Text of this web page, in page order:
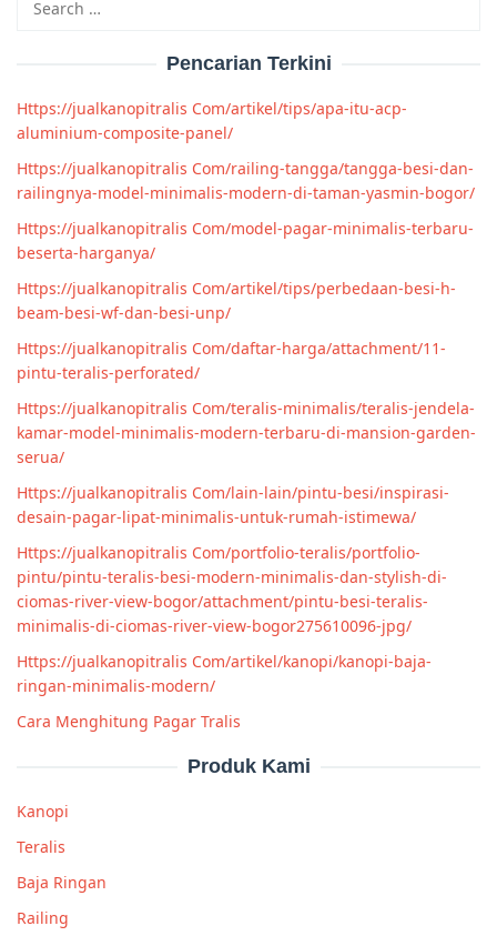
Pencarian Terkini
Https://jualkanopitralis Com/artikel/tips/apa-itu-acp-
aluminium-composite-panel/
Https://jualkanopitralis Com/railing-tangga/tangga-besi-dan-
railingnya-model-minimalis-modern-di-taman-yasmin-bogor/
Https://jualkanopitralis Com/model-pagar-minimalis-terbaru-
beserta-harganya/
Https://jualkanopitralis Com/artikel/tips/perbedaan-besi-h-
beam-besi-wf-dan-besi-unp/
Https://jualkanopitralis Com/daftar-harga/attachment/11-
pintu-teralis-perforated/
Https://jualkanopitralis Com/teralis-minimalis/teralis-jendela-
kamar-model-minimalis-modern-terbaru-di-mansion-garden-
serua/
Https://jualkanopitralis Com/lain-lain/pintu-besi/inspirasi-
desain-pagar-lipat-minimalis-untuk-rumah-istimewa/
Https://jualkanopitralis Com/portfolio-teralis/portfolio-
pintu/pintu-teralis-besi-modern-minimalis-dan-stylish-di-
ciomas-river-view-bogor/attachment/pintu-besi-teralis-
minimalis-di-ciomas-river-view-bogor275610096-jpg/
Https://jualkanopitralis Com/artikel/kanopi/kanopi-baja-
ringan-minimalis-modern/
Cara Menghitung Pagar Tralis
Produk Kami
Kanopi
Teralis
Baja Ringan
Railing